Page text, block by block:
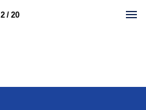
2 / 20